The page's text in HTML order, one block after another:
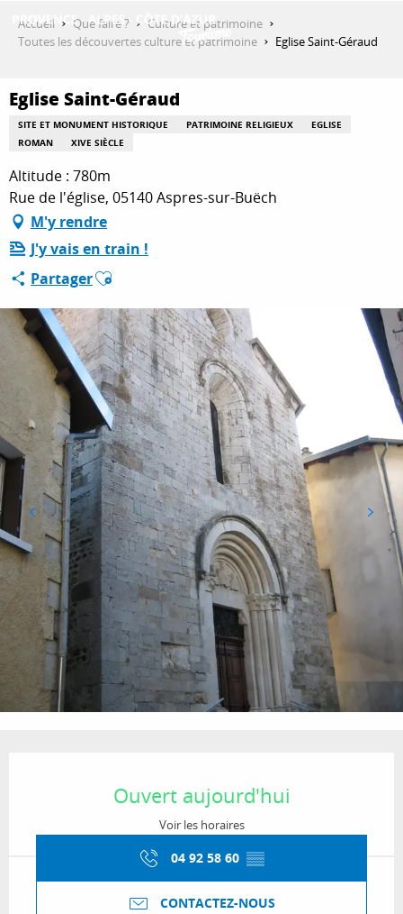
QUE FAIRE ?
SÉJOURNER
ESPACE PRO
Accueil Que faire ?
Culture et patrimoine
Toutes les découvertes culture et patrimoine
Eglise Saint-Géraud
Eglise Saint-Géraud
SITE ET MONUMENT HISTORIQUE PATRIMOINE RELIGIEUX
EGLISE
ROMAN
XIVE SIÈCLE
Altitude : 780m
Rue de l'église, 05140 Aspres-sur-Buëch
M'y rendre
J'y vais en train !
PartagerAjouter aux favoris
Ouvert aujourd'hui
Voir les horaires
04 92 58 60 ▒▒
CONTACTEZ-NOUS